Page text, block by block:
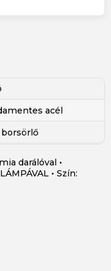
acél
borsörlő
darálóval •
• Szín: